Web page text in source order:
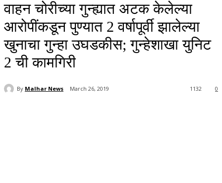
वाहन चोरीच्या गुन्ह्यात अटक केलेल्या
आरोपींकडून पुण्यात 2 वर्षापूर्वी झालेल्या
खुनाचा गुन्हा उघडकीस; गुन्हेशाखा युनिट
2 ची कामगिरी
By Malhar News March 26, 2019 0
1132